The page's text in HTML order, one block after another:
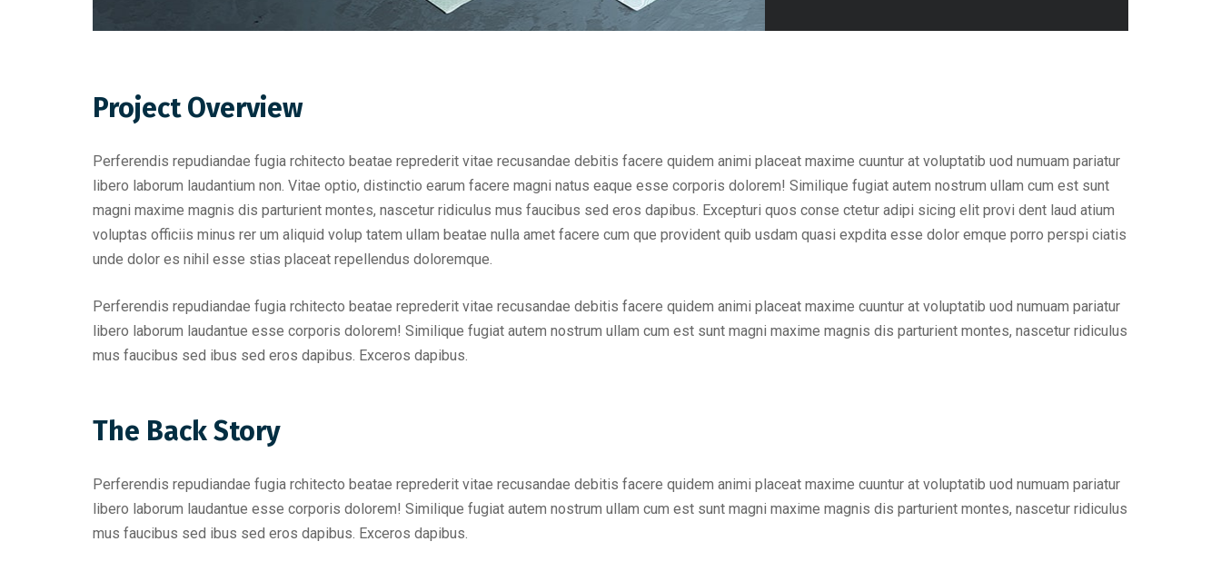
Project Overview
Perferendis repudiandae fugia rchitecto beatae reprederit vitae recusandae debitis facere quidem animi placeat maxime cuuntur at voluptatib uod numuam pariatur
libero laborum laudantium non. Vitae optio, distinctio earum facere magni natus eaque esse corporis dolorem! Similique fugiat autem nostrum ullam cum est sunt
magni maxime magnis dis parturient montes, nascetur ridiculus mus faucibus sed eros dapibus. Excepturi quos conse ctetur adipi sicing elit provi dent laud atium
voluptas officiis minus rer um aliquid volup tatem ullam beatae nulla amet facere cum que provident quib usdam quasi expdita esse dolor emque porro perspi ciatis
unde dolor es nihil esse stias placeat repellendus doloremque.
Perferendis repudiandae fugia rchitecto beatae reprederit vitae recusandae debitis facere quidem animi placeat maxime cuuntur at voluptatib uod numuam pariatur
libero laborum laudantue esse corporis dolorem! Similique fugiat autem nostrum ullam cum est sunt magni maxime magnis dis parturient montes, nascetur ridiculus
mus faucibus sed ibus sed eros dapibus. Exceros dapibus.
The Back Story
Perferendis repudiandae fugia rchitecto beatae reprederit vitae recusandae debitis facere quidem animi placeat maxime cuuntur at voluptatib uod numuam pariatur
libero laborum laudantue esse corporis dolorem! Similique fugiat autem nostrum ullam cum est sunt magni maxime magnis dis parturient montes, nascetur ridiculus
mus faucibus sed ibus sed eros dapibus. Exceros dapibus.